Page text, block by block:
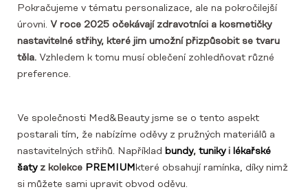
Pokračujeme v tématu personalizace, ale na pokročilejší
úrovni. V roce 2025 očekávají zdravotníci a kosmetičky
nastavitelné střihy, které jim umožní přizpůsobit se tvaru
těla. Vzhledem k tomu musí oblečení zohledňovat různé
preference.
Ve společnosti Med&Beauty jsme se o tento aspekt
postarali tím, že nabízíme oděvy z pružných materiálů a
nastavitelných střihů. Například bundy, tunikyi lékařské
šatyz kolekce PREMIUMkteré obsahují ramínka, díky nimž
si můžete sami upravit obvod oděvu.